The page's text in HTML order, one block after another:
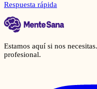
Respuesta rápida
Estamos aquí si nos
profesional.